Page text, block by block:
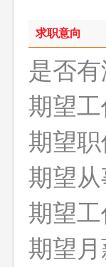
求职意向
是否有
期望工
期望职
期望从
期望工
期望月